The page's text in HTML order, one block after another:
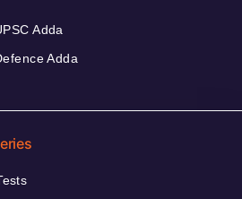
Adda
Adda